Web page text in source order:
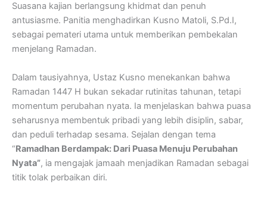
Suasana kajian berlangsung khidmat dan penuh
antusiasme. Panitia menghadirkan Kusno Matoli, S.Pd.I,
sebagai pemateri utama untuk memberikan pembekalan
menjelang Ramadan.
Dalam tausiyahnya, Ustaz Kusno menekankan bahwa
Ramadan 1447 H bukan sekadar rutinitas tahunan, tetapi
momentum perubahan nyata. Ia menjelaskan bahwa puasa
seharusnya membentuk pribadi yang lebih disiplin, sabar,
dan peduli terhadap sesama. Sejalan dengan tema
“Ramadhan Berdampak: Dari Puasa Menuju Perubahan
Nyata”, ia mengajak jamaah menjadikan Ramadan sebagai
titik tolak perbaikan diri.